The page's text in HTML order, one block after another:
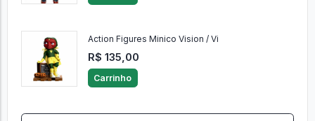
Action Figures Minico Vision / Vi
R$ 135,00
Carrinho